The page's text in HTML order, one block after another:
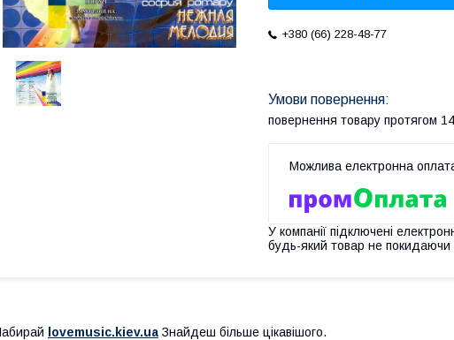
+380 (66) 228-48-77
повернення товару протягом
У компанії підключені
будь-який товар не покидаючи
lovemusic.kiev.ua Знайдеш більше цікавішого.